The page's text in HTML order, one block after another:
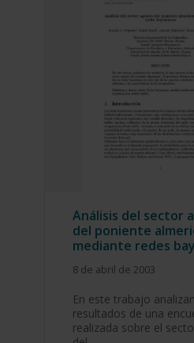
Análisis del sector
del poniente
mediante redes
8 de abril de 2003
En este trabajo
resultados de una
realizada sobre el